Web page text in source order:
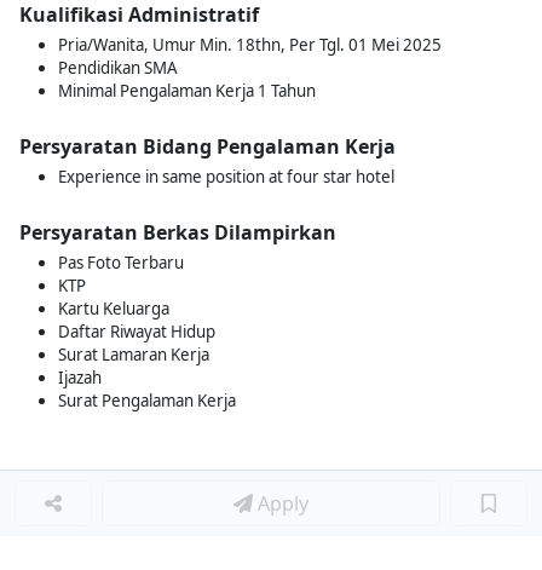
Kualifikasi Administratif
Pria/Wanita, Umur Min. 18thn, Per Tgl. 01 Mei 2025
Pendidikan SMA
Minimal Pengalaman Kerja 1 Tahun
Persyaratan Bidang Pengalaman Kerja
Experience in same position at four star hotel
Persyaratan Berkas Dilampirkan
Pas Foto Terbaru
KTP
Kartu Keluarga
Daftar Riwayat Hidup
Surat Lamaran Kerja
Ijazah
Surat Pengalaman Kerja
Apply